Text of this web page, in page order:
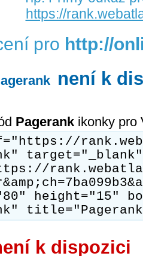
https://
pro http://
není k
Pagerank ikonky pro
height="15"
k dispozici